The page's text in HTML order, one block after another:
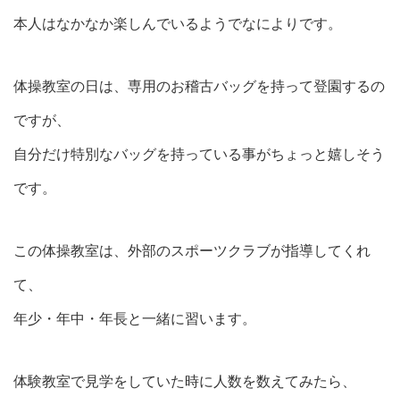
本人はなかなか楽しんでいるようでなによりです。
体操教室の日は、専用のお稽古バッグを持って登園するの
ですが、
自分だけ特別なバッグを持っている事がちょっと嬉しそう
です。
この体操教室は、外部のスポーツクラブが指導してくれ
て、
年少・年中・年長と一緒に習います。
体験教室で見学をしていた時に人数を数えてみたら、